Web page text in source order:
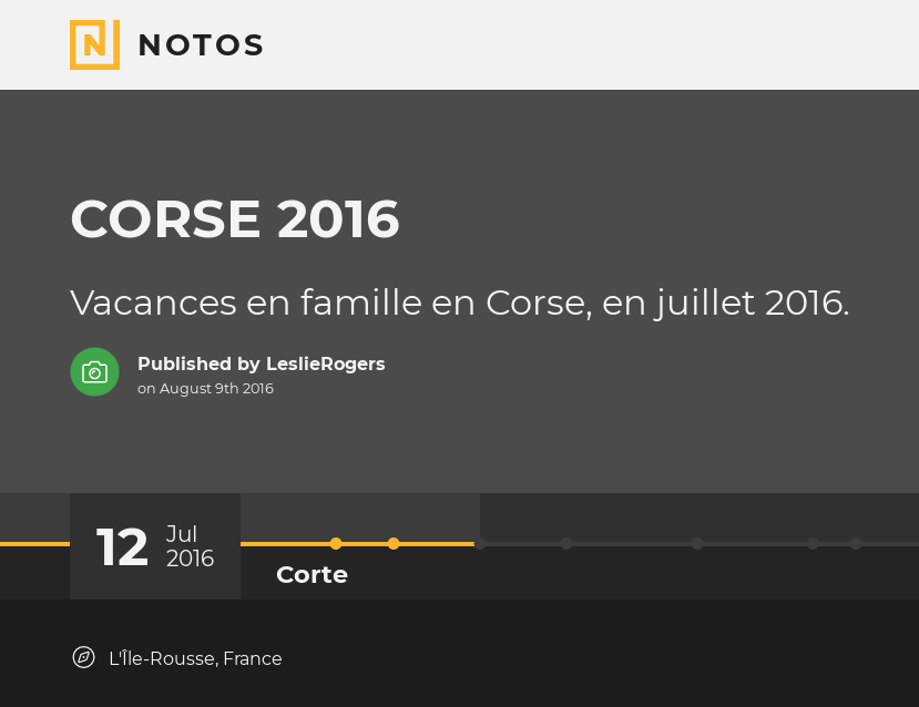
NOTOS
CORSE 2016
Vacances en famille en Corse, en juillet 2016.
Published by LeslieRogers
on August 9th 2016
12
Jul
2016
Corte
L'Île-Rousse, France